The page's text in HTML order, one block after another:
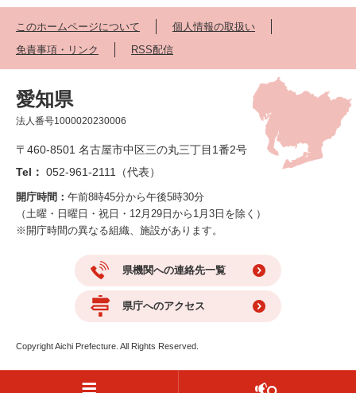
このホームページについて
個人情報の取扱い
免責事項・リンク
RSS配信
愛知県
法人番号1000020230006
〒460-8501 名古屋市中区三の丸三丁目1番2号
Tel： 052-961-2111（代表）
開庁時間： 午前8時45分から午後5時30分
（土曜・日曜日・祝日・12月29日から1月3日を除く）
※開庁時間の異なる組織、施設があります。
県機関への連絡先一覧
県庁へのアクセス
Copyright Aichi Prefecture. All Rights Reserved.